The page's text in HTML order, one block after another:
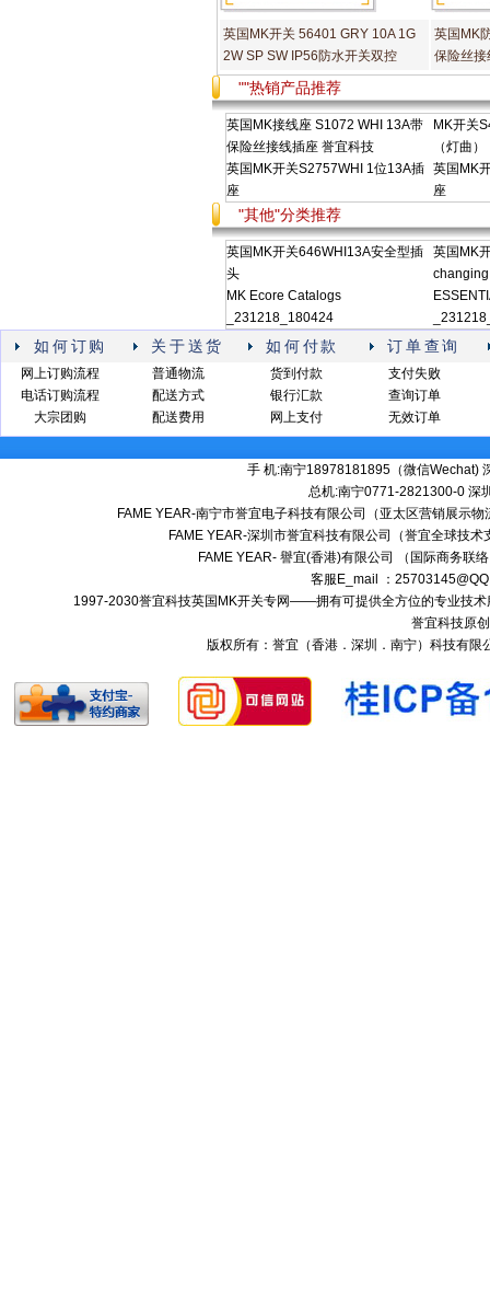
英国MK开关 56401 GRY 10A 1G
2W SP SW IP56防水开关双控
英国MK
保险丝接
""热销产品推荐
英国MK接线座 S1072 WHI 13A带
保险丝接线插座 誉宜科技
MK开关
（灯曲）
英国MK开关S2757WHI 1位13A插
座
英国MK
座
"其他"分类推荐
英国MK开关646WHI13A安全型插
头
英国MK
changing
MK Ecore Catalogs
_231218_180424
如何订购 关于送货 如何付款 订单查询
网上订购流程
电话订购流程
大宗团购
普通物流
配送方式
配送费用
货到付款
银行汇款
网上支付
支付失败
查询订单
无效订单
手 机:南宁18978181895（微信
总机:南宁0771-2821300-0 深
FAME YEAR-南宁市誉宜电子科技有限公司（亚太区营销展示
FAME YEAR-深圳市誉宜科技有限公司（誉宜全球技
FAME YEAR- 譽宜(香港)有限公司 （国际商务联
客服E_mail ：
1997-2030誉宜科技英国MK开关专网——拥有可提供全方位的专业技
誉宜科技原
版权所有：誉宜（香港．深圳．南宁）科技有